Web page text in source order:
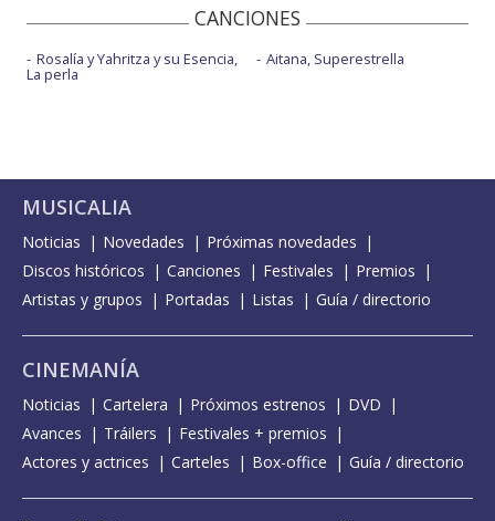
CANCIONES
Rosalía y Yahritza y su Esencia,
La perla
Aitana, Superestrella
MUSICALIA
Noticias Novedades
Próximas novedades
Discos históricos
Canciones Festivales
Premios
Artistas y grupos
Portadas Listas Guía / directorio
CINEMANÍA
Noticias Cartelera Próximos estrenos
DVD
Avances
Tráilers
Festivales + premios
Actores y actrices
Carteles Box-office Guía / directorio